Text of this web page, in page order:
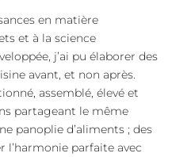
en matière
et à la science
j’ai pu élaborer des
avant, et non après.
assemblé, élevé et
partageant le même
panoplie d’aliments ; des
l’harmonie parfaite avec